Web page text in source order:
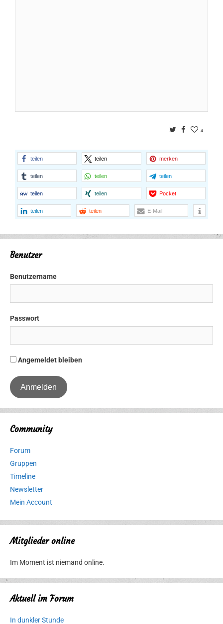
TwitterFacebook
4
teilen teilen merken
teilen teilen teilen
teilen teilen Pocket
teilen teilen E-Mail
Benutzer
Benutzername
Passwort
Angemeldet bleiben
Community
Forum
Gruppen
Timeline
Newsletter
Mein Account
Mitglieder online
Im Moment ist niemand online.
Aktuell im Forum
In dunkler Stunde